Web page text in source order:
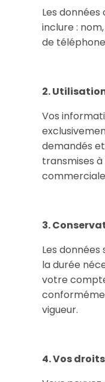
Les
inclure :
de
2.
Vos
demandés
transmises
3.
Les
la durée
votre
vigueur.
4. Vos droits